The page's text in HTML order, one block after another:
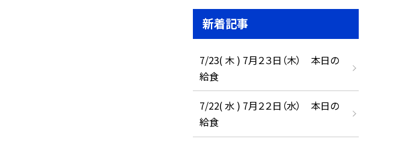
新着記事
7/23( 木 ) 7月２３日（木） 本日の
給食
7/22( 水 ) 7月２２日（水） 本日の
給食